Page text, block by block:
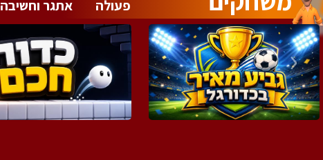
אתגר וחשיבה פעולה
‹